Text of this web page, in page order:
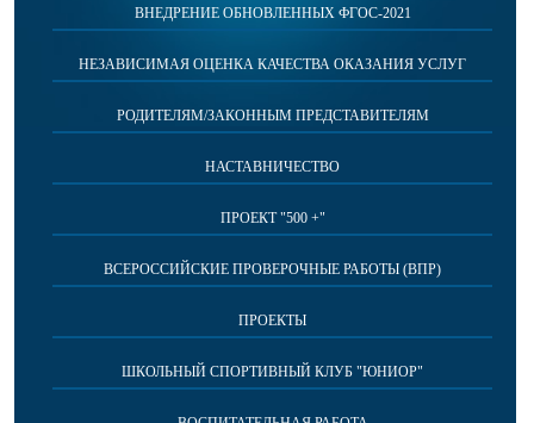
ВНЕДРЕНИЕ ОБНОВЛЕННЫХ ФГОС-2021
НЕЗАВИСИМАЯ ОЦЕНКА КАЧЕСТВА ОКАЗАНИЯ УСЛУГ
РОДИТЕЛЯМ/ЗАКОННЫМ ПРЕДСТАВИТЕЛЯМ
НАСТАВНИЧЕСТВО
ПРОЕКТ "500 +"
ВСЕРОССИЙСКИЕ ПРОВЕРОЧНЫЕ РАБОТЫ (ВПР)
ПРОЕКТЫ
ШКОЛЬНЫЙ СПОРТИВНЫЙ КЛУБ "ЮНИОР"